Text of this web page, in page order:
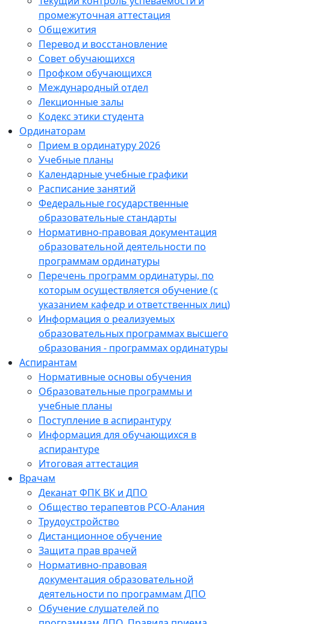
промежуточная аттестация
Общежития
Перевод и восстановление
Совет обучающихся
Профком обучающихся
Международный отдел
Лекционные залы
Кодекс этики студента
Ординаторам
Прием в ординатуру 2026
Учебные планы
Календарные учебные графики
Расписание занятий
Федеральные государственные
образовательные стандарты
Нормативно-правовая документация
образовательной деятельности по
программам ординатуры
Перечень программ ординатуры, по
которым осуществляется обучение (с
указанием кафедр и ответственных лиц)
Информация о реализуемых
образовательных программах высшего
образования - программах ординатуры
Аспирантам
Нормативные основы обучения
Образовательные программы и
учебные планы
Поступление в аспирантуру
Информация для обучающихся в
аспирантуре
Итоговая аттестация
Врачам
Деканат ФПК ВК и ДПО
Общество терапевтов РСО-Алания
Трудоустройство
Дистанционное обучение
Защита прав врачей
Нормативно-правовая
документация образовательной
деятельности по программам ДПО
Обучение слушателей по